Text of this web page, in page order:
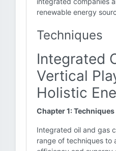
renewable energy
Techniques
Integrated
Vertical
Holistic
Chapter 1: Techniques
Integrated oil and gas
range of techniques to